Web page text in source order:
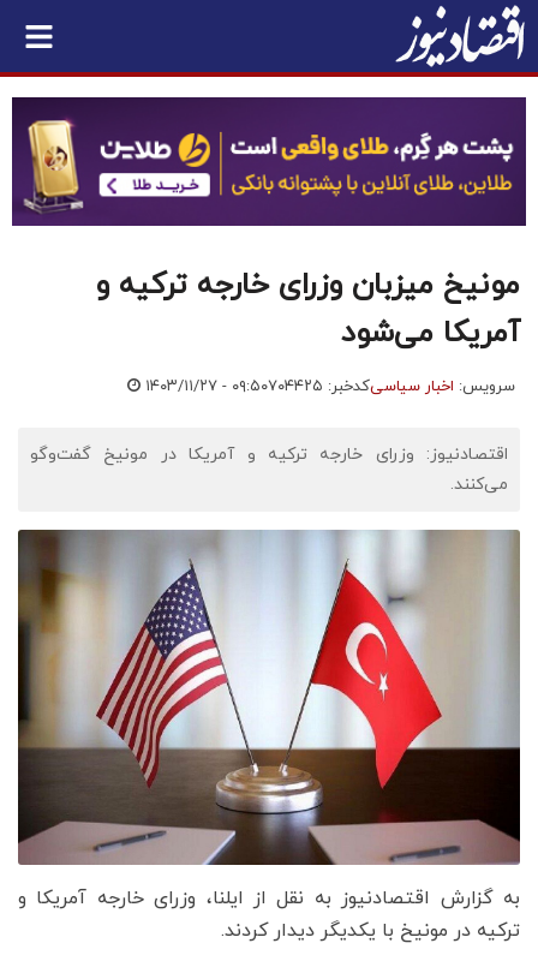
مونیخ میزبان وزرای خارجه ترکیه و
آمریکا می‌شود
سرویس: اخبار سیاسیکدخبر: ۷۰۴۴۲۵ ۱۴۰۳/۱۱/۲۷ - ۰۹:۵۰
اقتصادنیوز: وزرای خارجه ترکیه و آمریکا در مونیخ گفت‌وگو
می‌کنند.
به گزارش اقتصادنیوز به نقل از ایلنا، وزرای خارجه آمریکا و
ترکیه در مونیخ با یکدیگر دیدار کردند.